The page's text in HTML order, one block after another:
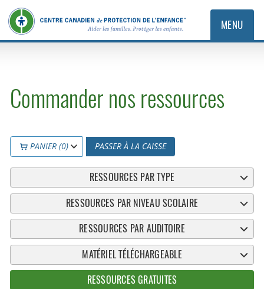
MENU
Commander nos ressources
PANIER (0) PASSER À LA CAISSE
RESSOURCES PAR TYPE
RESSOURCES PAR NIVEAU SCOLAIRE
RESSOURCES PAR AUDITOIRE
MATÉRIEL TÉLÉCHARGEABLE
RESSOURCES GRATUITES